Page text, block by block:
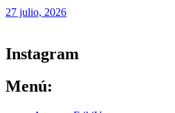
27 julio, 2026
Instagram
Menú: